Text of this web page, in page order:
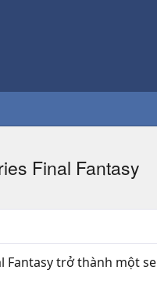
Final Fantasy
Fantasy trở thành một